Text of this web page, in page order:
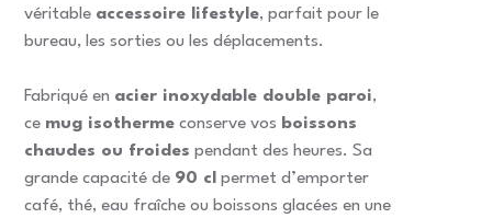
véritable accessoire lifestyle, parfait pour le
bureau, les sorties ou les déplacements.
Fabriqué en acier inoxydable double paroi,
ce mug isotherme conserve vos boissons
chaudes ou froides pendant des heures. Sa
grande capacité de 90 cl permet d’emporter
café, thé, eau fraîche ou boissons glacées en une